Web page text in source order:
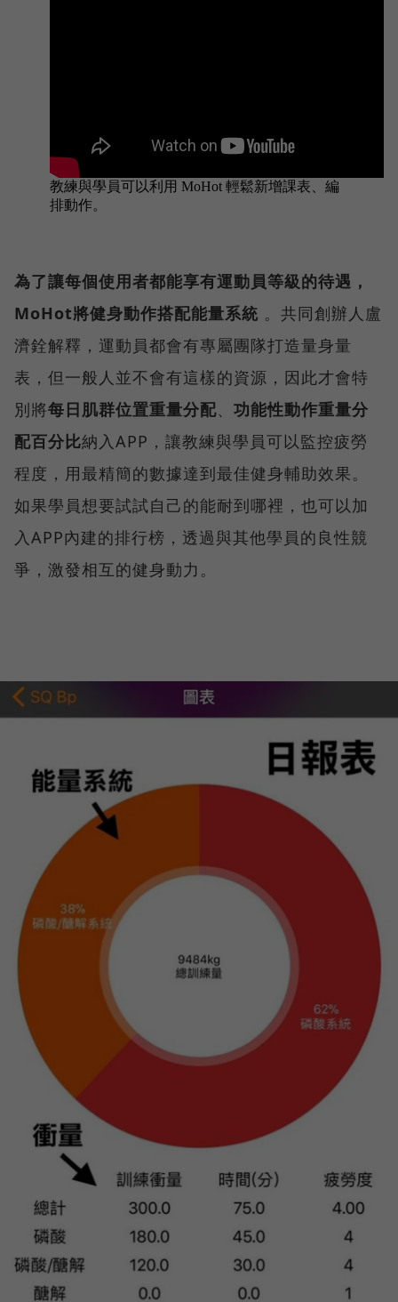
為了讓每個使用者都能享有運動員等級的待遇，
MoHot將健身動作搭配能量系統 。共同創辦人盧
濟銓解釋，運動員都會有專屬團隊打造量身量
表，但一般人並不會有這樣的資源，因此才會特
別將每日肌群位置重量分配
功能性動作重量分
配百分比納入APP，讓教練與學員可以監控疲勞
程度，用最精簡的數據達到最佳健身輔助效果。
如果學員想要試試自己的能耐到哪裡，也可以加
入APP內建的排行榜，透過與其他學員的良性競
爭，激發相互的健身動力。